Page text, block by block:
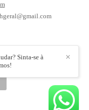
✕
Sinta-se à